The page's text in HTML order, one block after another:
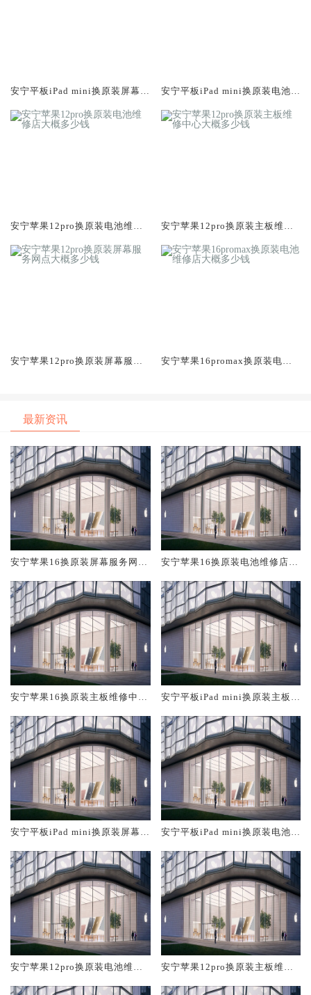
安宁平板iPad mini换原装屏幕服
安宁平板iPad mini换原装电池维
安宁苹果12pro换原装电池维修
安宁苹果12pro换原装主板维修
安宁苹果12pro换原装屏幕服务
安宁苹果16promax换原装电池
最新资讯
安宁苹果16换原装屏幕服务网点
安宁苹果16换原装电池维修店大
安宁苹果16换原装主板维修中心
安宁平板iPad mini换原装主板维
安宁平板iPad mini换原装屏幕服
安宁平板iPad mini换原装电池维
安宁苹果12pro换原装电池维修
安宁苹果12pro换原装主板维修